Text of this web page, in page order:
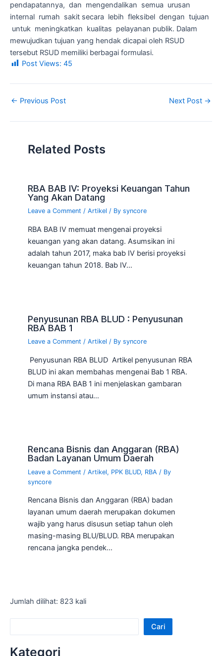
pendapatannya, dan mengendalikan semua urusan
internal rumah sakit secara lebih fleksibel dengan tujuan
untuk meningkatkan kualitas pelayanan publik. Dalam
mewujudkan tujuan yang hendak dicapai oleh RSUD
tersebut RSUD memiliki berbagai formulasi.
Post Views: 45
← Previous Post Next Post →
Related Posts
RBA BAB IV: Proyeksi Keuangan Tahun
Yang Akan Datang
Leave a Comment /Artikel / Bysyncore
RBA BAB IV memuat mengenai proyeksi
keuangan yang akan datang. Asumsikan ini
adalah tahun 2017, maka bab IV berisi proyeksi
keuangan tahun 2018. Bab IV…
Penyusunan RBA BLUD : Penyusunan
RBA BAB 1
Leave a Comment /Artikel / Bysyncore
Penyusunan RBA BLUD Artikel penyusunan RBA
BLUD ini akan membahas mengenai Bab 1 RBA.
Di mana RBA BAB 1 ini menjelaskan gambaran
umum instansi atau…
Rencana Bisnis dan Anggaran (RBA)
Badan Layanan Umum Daerah
Leave a Comment /Artikel, PPK BLUD, RBA / By
syncore
Rencana Bisnis dan Anggaran (RBA) badan
layanan umum daerah merupakan dokumen
wajib yang harus disusun setiap tahun oleh
masing-masing BLU/BLUD. RBA merupakan
rencana jangka pendek…
Jumlah dilihat: 823 kali
Cari
Kategori